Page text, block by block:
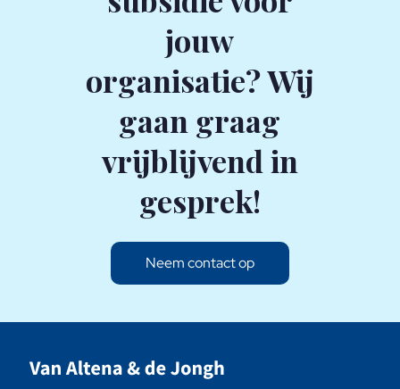
jouw
organisatie? Wij
gaan graag
vrijblijvend in
gesprek!
Neem contact op